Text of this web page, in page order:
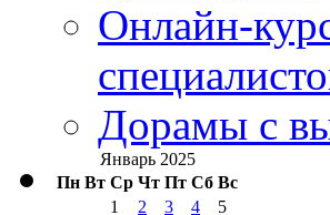
Онлайн-
Дорамы с
Январь 2025
Пн Вт Ср Чт Пт Сб Вс
1 2 3 4
5